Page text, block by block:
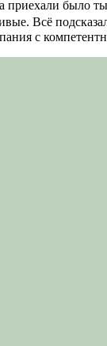
было
Всё
с